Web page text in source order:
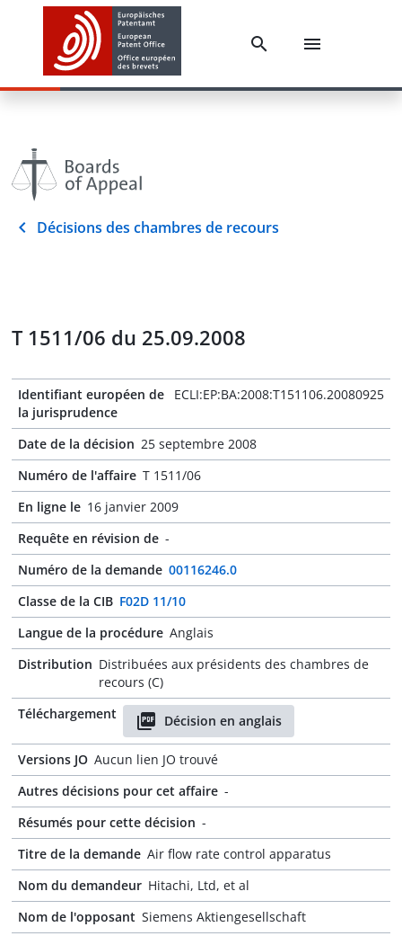
Décisions des chambres de recours
T 1511/06 du 25.09.2008
Identifiant européen de
la jurisprudence
ECLI:EP:BA:2008:T151106.20080925
Date de la décision 25 septembre 2008
Numéro de l'affaire T 1511/06
En ligne le 16 janvier 2009
Requête en révision de -
Numéro de la demande 00116246.0
Classe de la CIB F02D 11/10
Langue de la procédure Anglais
Distribution Distribuées aux présidents des chambres de
recours (C)
Téléchargement
Décision en anglais
Versions JO Aucun lien JO trouvé
Autres décisions pour cet affaire -
Résumés pour cette décision -
Titre de la demande Air flow rate control apparatus
Nom du demandeur Hitachi, Ltd, et al
Nom de l'opposant Siemens Aktiengesellschaft